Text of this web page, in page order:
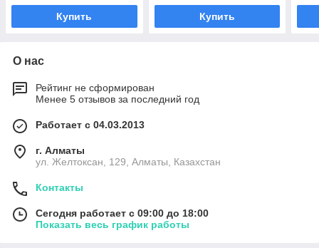
Купить Купить
О нас
Рейтинг не сформирован
Менее 5 отзывов за последний год
Работает с 04.03.2013
г. Алматы
ул. Желтоксан, 129, Алматы, Казахстан
Контакты
Сегодня работает с 09:00 до 18:00
Показать весь график работы